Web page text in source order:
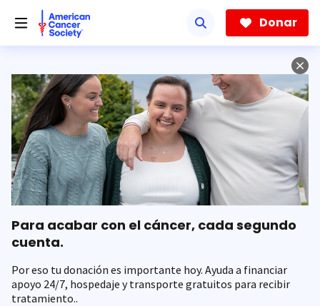
hacia
contenido
Donar
Para acabar con el cáncer, cada segundo
cuenta.
Por eso tu donación es importante hoy. Ayuda a financiar
apoyo 24/7, hospedaje y transporte gratuitos para recibir
tratamiento..